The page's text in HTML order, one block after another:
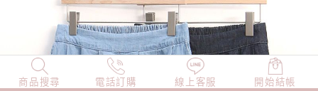
商品搜尋 電話訂購 線上客服 開始結帳
NEW 店長精選 TOP100 小編穿搭